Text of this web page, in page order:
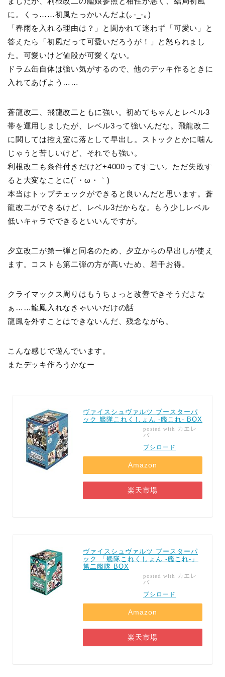
に。くっ……初風たっかいんだよ(｡-_-｡)
「春雨を入れる理由は？」と聞かれて迷わず「可愛い」と
答えたら「初風だって可愛いだろうが！」と怒られまし
た。可愛いけど値段が可愛くない。
ドラム缶自体は強い気がするので、他のデッキ作るときに
入れてあげよう……
蒼龍改二、飛龍改二ともに強い。初めてちゃんとレベル3
帯を運用しましたが、レベル3って強いんだな。飛龍改二
に関しては控え室に落として早出し。ストックとかに噛ん
じゃうと苦しいけど、それでも強い。
利根改二も条件付きだけど+4000ってすごい。ただ失敗す
ると大変なことに(´・ω・｀)
本当はトップチェックができると良いんだと思います。蒼
龍改二ができるけど、レベル3だからな。もう少しレベル
低いキャラでできるといいんですが。
夕立改二が第一弾と同名のため、夕立からの早出しが使え
ます。コストも第二弾の方が高いため、若干お得。
クライマックス周りはもうちょっと改善できそうだよな
ぁ……龍鳳入れなきゃいいだけの話
龍鳳を外すことはできないんだ、残念ながら。
こんな感じで遊んでいます。
またデッキ作ろうかなー
ヴァイスシュヴァルツ ブースターパ
ック 艦隊これくしょん -艦これ- BOX
posted with カエレ
バ
ブシロード
Amazon
楽天市場
ヴァイスシュヴァルツ ブースターパ
ック 「艦隊これくしょん -艦これ-」
第二艦隊 BOX
posted with カエレ
バ
ブシロード
Amazon
楽天市場